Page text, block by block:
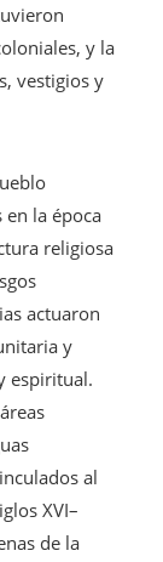
y la
vestigios y
la época
religiosa
actuaron
y
espiritual.
al
XVI–
de la